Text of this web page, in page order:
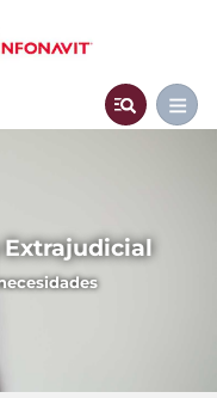
Extrajudicial